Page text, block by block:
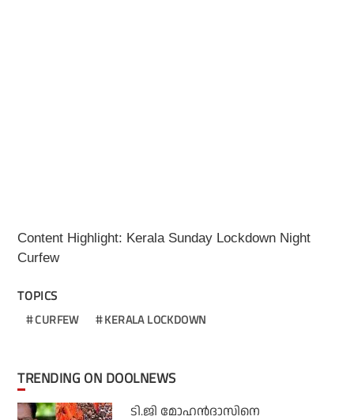
Content Highlight: Kerala Sunday Lockdown Night
Curfew
TOPICS
CURFEW KERALA LOCKDOWN
TRENDING ON DOOLNEWS
ടി.ജി മോഹന്‍ദാസിനെ